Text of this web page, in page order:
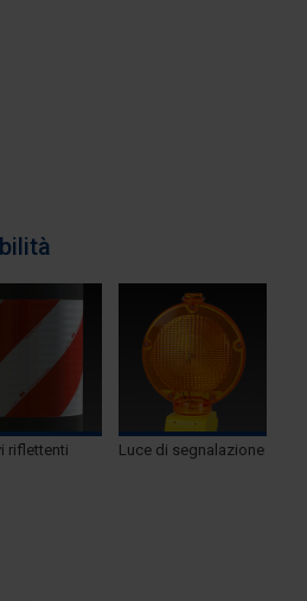
riflettenti Luce di segnalazione